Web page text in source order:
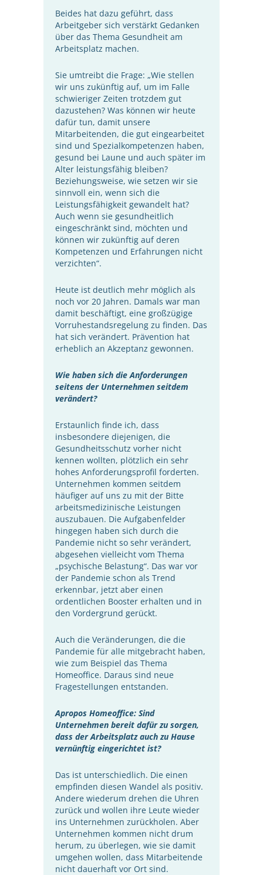
Beides hat dazu geführt, dass
Arbeitgeber sich verstärkt Gedanken
über das Thema Gesundheit am
Arbeitsplatz machen.
Sie umtreibt die Frage: „Wie stellen
wir uns zukünftig auf, um im Falle
schwieriger Zeiten trotzdem gut
dazustehen? Was können wir heute
dafür tun, damit unsere
Mitarbeitenden, die gut eingearbeitet
sind und Spezialkompetenzen haben,
gesund bei Laune und auch später im
Alter leistungsfähig bleiben?
Beziehungsweise, wie setzen wir sie
sinnvoll ein, wenn sich die
Leistungsfähigkeit gewandelt hat?
Auch wenn sie gesundheitlich
eingeschränkt sind, möchten und
können wir zukünftig auf deren
Kompetenzen und Erfahrungen nicht
verzichten“.
Heute ist deutlich mehr möglich als
noch vor 20 Jahren. Damals war man
damit beschäftigt, eine großzügige
Vorruhestandsregelung zu finden. Das
hat sich verändert. Prävention hat
erheblich an Akzeptanz gewonnen.
Wie haben sich die Anforderungen
seitens der Unternehmen seitdem
verändert?
Erstaunlich finde ich, dass
insbesondere diejenigen, die
Gesundheitsschutz vorher nicht
kennen wollten, plötzlich ein sehr
hohes Anforderungsprofil forderten.
Unternehmen kommen seitdem
häufiger auf uns zu mit der Bitte
arbeitsmedizinische Leistungen
auszubauen. Die Aufgabenfelder
hingegen haben sich durch die
Pandemie nicht so sehr verändert,
abgesehen vielleicht vom Thema
„psychische Belastung“. Das war vor
der Pandemie schon als Trend
erkennbar, jetzt aber einen
ordentlichen Booster erhalten und in
den Vordergrund gerückt.
Auch die Veränderungen, die die
Pandemie für alle mitgebracht haben,
wie zum Beispiel das Thema
Homeoffice. Daraus sind neue
Fragestellungen entstanden.
Apropos Homeoffice: Sind
Unternehmen bereit dafür zu sorgen,
dass der Arbeitsplatz auch zu Hause
vernünftig eingerichtet ist?
Das ist unterschiedlich. Die einen
empfinden diesen Wandel als positiv.
Andere wiederum drehen die Uhren
zurück und wollen ihre Leute wieder
ins Unternehmen zurückholen. Aber
Unternehmen kommen nicht drum
herum, zu überlegen, wie sie damit
umgehen wollen, dass Mitarbeitende
nicht dauerhaft vor Ort sind.